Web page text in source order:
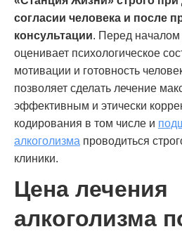
согласии человека и после
консультации. Перед
оценивает психологическое
мотивации и готовность
позволяет сделать лечение
эффективным и этически
кодирования в том числе и
алкоголизма проводиться
клиники.
Цена лечения
алкоголизма